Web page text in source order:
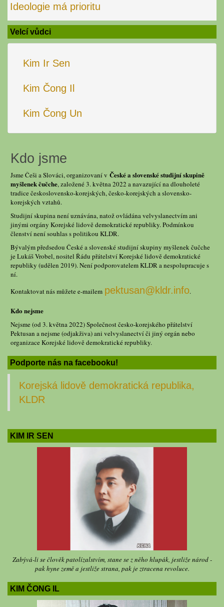
Ideologie má prioritu
Velcí vůdci
Kim Ir Sen
Kim Čong Il
Kim Čong Un
Kdo jsme
Jsme Češi a Slováci, organizovaní v České a slovenské studijní skupině
myšlenek čučche, založené 3. května 2022 a navazující na dlouholeté
tradice československo-korejských, česko-korejských a slovensko-
korejských vztahů.
Studijní skupina není uznávána, natož ovládána velvyslanectvím ani
jinými orgány Korejské lidově demokratické republiky. Podmínkou
členství není souhlas s politikou KLDR.
Bývalým předsedou České a slovenské studijní skupiny myšlenek čučche
je Lukáš Vrobel, nositel Řádu přátelství Korejské lidově demokratické
republiky (udělen 2019). Není podporovatelem KLDR a nespolupracuje s
ní.
Kontaktovat nás můžete e-mailem pektusan@kldr.info.
Kdo nejsme
Nejsme (od 3. května 2022) Společnost česko-korejského přátelství
Pektusan a nejsme (odjakživa) ani velvyslanectví či jiný orgán nebo
organizace Korejské lidově demokratické republiky.
Podporte nás na facebooku!
Korejská lidově demokratická republika,
KLDR
KIM IR SEN
Zabývá-li se člověk patolízalstvím, stane se z něho hlupák, jestliže národ -
pak hyne země a jestliže strana, pak je ztracena revoluce.
KIM ČONG IL